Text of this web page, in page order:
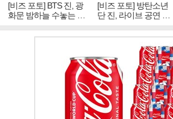
[비즈 포토] BTS 진, 광
화문 밤하늘 수놓는 '비
주얼 킹'의 열창
[비즈 포토] 방탄소년
단 진, 라이브 공연 중
빛나는 독보적 아우라